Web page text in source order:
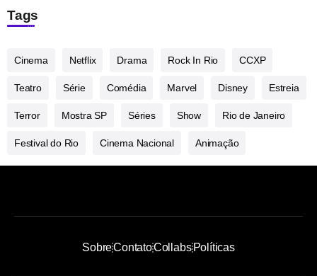
Tags
Cinema Netflix Drama Rock In Rio CCXP
Teatro Série Comédia Marvel Disney Estreia
Terror Mostra SP Séries Show Rio de Janeiro
Festival do Rio Cinema Nacional Animação
SobreContatoCollabsPolíticas